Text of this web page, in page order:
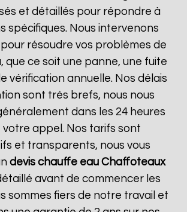
et détaillés pour répondre à
spécifiques. Nous intervenons
résoudre vos problèmes de
que ce soit une panne, une fuite
vérification annuelle. Nos délais
sont très brefs, nous nous
dans les 24 heures
votre appel. Nos tarifs sont
et transparents, nous vous
devis chauffe eau Chaffoteaux
avant de commencer les
sommes fiers de notre travail et